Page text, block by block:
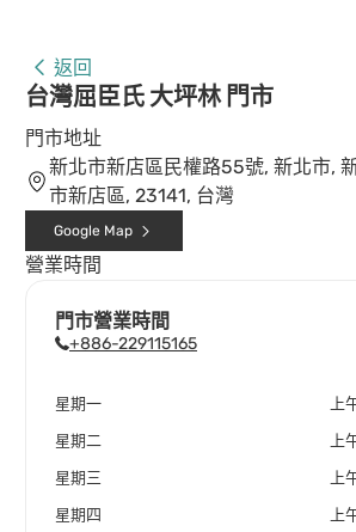
返回
台灣屈臣氏 大坪林 門市
門市地址
新北市新店區民權路55號, 新北市,
市新店區, 23141, 台灣
Google Map
營業時間
門市營業時間
+886-229115165
星期一 上
星期二 上
星期三 上
星期四 上